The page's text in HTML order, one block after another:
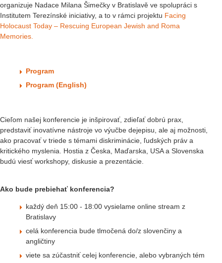
organizuje Nadace Milana Šimečky v Bratislavě ve spolupráci s
Institutem Terezínské iniciativy, a to v rámci projektu Facing
Holocaust Today – Rescuing European Jewish and Roma
Memories.
Program
Program (English)
Cieľom našej konferencie je inšpirovať, zdieľať dobrú prax,
predstaviť inovatívne nástroje vo výučbe dejepisu, ale aj možnosti,
ako pracovať v triede s témami diskriminácie, ľudských práv a
kritického myslenia. Hostia z Česka, Maďarska, USA a Slovenska
budú viesť workshopy, diskusie a prezentácie.
Ako bude prebiehať konferencia?
každý deň 15:00 - 18:00 vysielame online stream z
Bratislavy
celá konferencia bude tlmočená do/z slovenčiny a
angličtiny
viete sa zúčastniť celej konferencie, alebo vybraných tém